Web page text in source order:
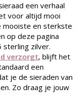
een verhaal
voor altijd mooi
mooiste en sterkste
op deze pagina
sterling zilver.
verzorgt, blijft het
een
je de sieraden van
Zo draag je jouw